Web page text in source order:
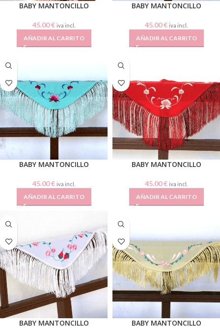
BABY MANTONCILLO
45.00€ iva incl.
AÑADIR AL CARRITO
BABY MANTONCILLO
45.00€ iva incl.
AÑADIR AL CARRITO
BABY MANTONCILLO
45.00€ iva incl.
AÑADIR AL CARRITO
BABY MANTONCILLO
45.00€ iva incl.
AÑADIR AL CARRITO
BABY MANTONCILLO BABY MANTONCILLO